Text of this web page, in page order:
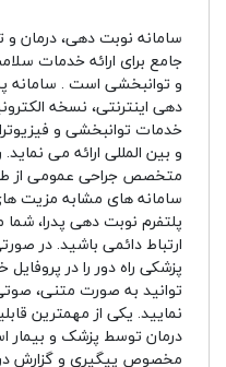
سامانه نوبت دهی، درمان و
جامع برای ارائه خدمات
و توانبخشی است . سامانه
دهی اینترنتی، نسخه
خدمات توانبخشی و
و بین المللی ارائه می
متخصص جراحی عمومی از
سامانه های مشابه مزیت
پلتفرم نوبت دهی پدرا، شما
ارتباط دائمی باشید. در
پزشکی راه دور را در
توانید به صورت متنی،
نمایید. یکی از مهمترین
درمان توسط پزشک و بیمار
مخصوص پیگیری و گزارش